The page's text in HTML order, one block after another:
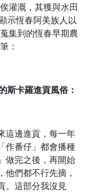
灌溉，其獲與水田
示恆春阿美族人以
集到的恆春早期農
：
斯卡羅進貢風俗：
這邊進貢，每一年
作番仔」都會播種
做完之後，再開始
他們都不行先摘，
。這部分我沒見